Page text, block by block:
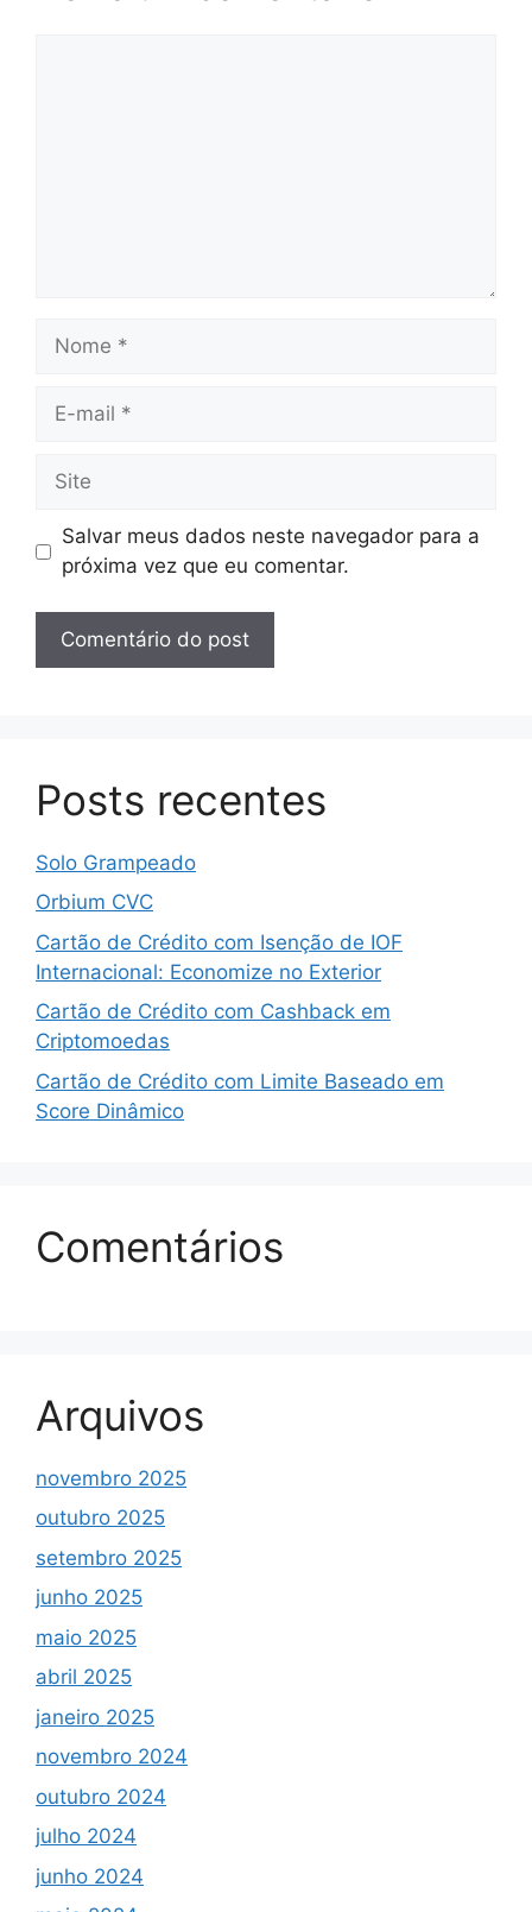
Nome
Site
Salvar meus dados neste navegador para a
próxima vez que eu comentar.
Posts recentes
Solo Grampeado
Orbium CVC
Cartão de Crédito com Isenção de IOF
Internacional: Economize no Exterior
Cartão de Crédito com Cashback em
Criptomoedas
Cartão de Crédito com Limite Baseado em
Score Dinâmico
Comentários
Arquivos
novembro 2025
outubro 2025
setembro 2025
junho 2025
maio 2025
abril 2025
janeiro 2025
novembro 2024
outubro 2024
julho 2024
junho 2024